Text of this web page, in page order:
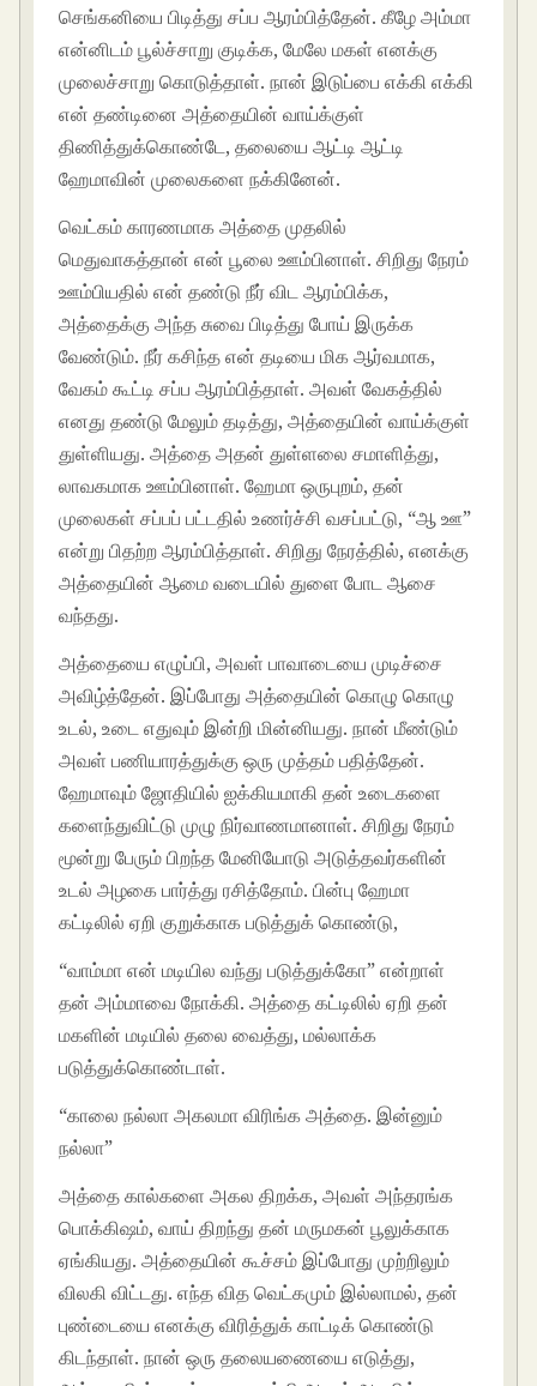
செங்கனியை பிடித்து சப்ப ஆரம்பித்தேன். கீழே அம்மா
என்னிடம் பூல்ச்சாறு குடிக்க, மேலே மகள் எனக்கு
முலைச்சாறு கொடுத்தாள். நான் இடுப்பை எக்கி எக்கி
என் தண்டினை அத்தையின் வாய்க்குள்
திணித்துக்கொண்டே, தலையை ஆட்டி ஆட்டி
ஹேமாவின் முலைகளை நக்கினேன்.
வெட்கம் காரணமாக அத்தை முதலில்
மெதுவாகத்தான் என் பூலை ஊம்பினாள். சிறிது நேரம்
ஊம்பியதில் என் தண்டு நீர் விட ஆரம்பிக்க,
அத்தைக்கு அந்த சுவை பிடித்து போய் இருக்க
வேண்டும். நீர் கசிந்த என் தடியை மிக ஆர்வமாக,
வேகம் கூட்டி சப்ப ஆரம்பித்தாள். அவள் வேகத்தில்
எனது தண்டு மேலும் தடித்து, அத்தையின் வாய்க்குள்
துள்ளியது. அத்தை அதன் துள்ளலை சமாளித்து,
லாவகமாக ஊம்பினாள். ஹேமா ஒருபுறம், தன்
முலைகள் சப்பப் பட்டதில் உணர்ச்சி வசப்பட்டு, “ஆ ஊ”
என்று பிதற்ற ஆரம்பித்தாள். சிறிது நேரத்தில், எனக்கு
அத்தையின் ஆமை வடையில் துளை போட ஆசை
வந்தது.
அத்தையை எழுப்பி, அவள் பாவாடையை முடிச்சை
அவிழ்த்தேன். இப்போது அத்தையின் கொழு கொழு
உடல், உடை எதுவும் இன்றி மின்னியது. நான் மீண்டும்
அவள் பணியாரத்துக்கு ஒரு முத்தம் பதித்தேன்.
ஹேமாவும் ஜோதியில் ஐக்கியமாகி தன் உடைகளை
களைந்துவிட்டு முழு நிர்வாணமானாள். சிறிது நேரம்
மூன்று பேரும் பிறந்த மேனியோடு அடுத்தவர்களின்
உடல் அழகை பார்த்து ரசித்தோம். பின்பு ஹேமா
கட்டிலில் ஏறி குறுக்காக படுத்துக் கொண்டு,
“வாம்மா என் மடியில வந்து படுத்துக்கோ” என்றாள்
தன் அம்மாவை நோக்கி. அத்தை கட்டிலில் ஏறி தன்
மகளின் மடியில் தலை வைத்து, மல்லாக்க
படுத்துக்கொண்டாள்.
“காலை நல்லா அகலமா விரிங்க அத்தை. இன்னும்
நல்லா”
அத்தை கால்களை அகல திறக்க, அவள் அந்தரங்க
பொக்கிஷம், வாய் திறந்து தன் மருமகன் பூலுக்காக
ஏங்கியது. அத்தையின் கூச்சம் இப்போது முற்றிலும்
விலகி விட்டது. எந்த வித வெட்கமும் இல்லாமல், தன்
புண்டையை எனக்கு விரித்துக் காட்டிக் கொண்டு
கிடந்தாள். நான் ஒரு தலையணையை எடுத்து,